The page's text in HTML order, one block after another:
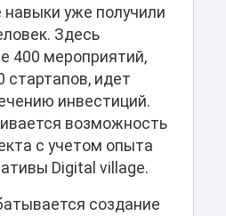
уже получили
Здесь
400 мероприятий,
стартапов, идет
инвестиций.
возможность
с учетом опыта
Digital village.
создание